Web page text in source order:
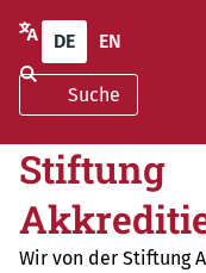
DE EN
Stiftung
Wir von der Stiftung